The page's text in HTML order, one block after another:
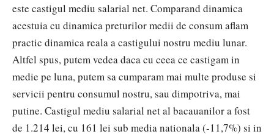
este castigul mediu salarial net. Comparand dinamica
acestuia cu dinamica preturilor medii de consum aflam
practic dinamica reala a castigului nostru mediu lunar.
Altfel spus, putem vedea daca cu ceea ce castigam in
medie pe luna, putem sa cumparam mai multe produse si
servicii pentru consumul nostru, sau dimpotriva, mai
putine. Castigul mediu salarial net al bacauanilor a fost
de 1.214 lei, cu 161 lei sub media nationala (-11,7%) si in